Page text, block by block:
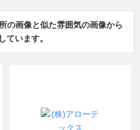
の画像と似た雰囲気の画像から
ています。